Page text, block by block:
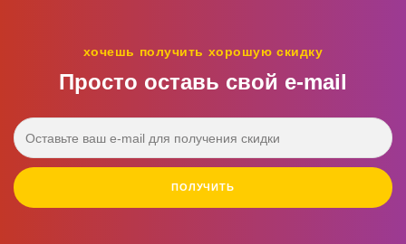
хочешь получить хорошую скидку
Просто оставь свой e‑mail
ПОЛУЧИТЬ